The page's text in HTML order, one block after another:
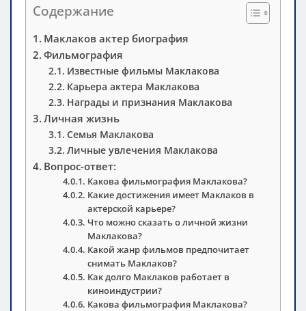
Содержание
Маклаков актер биография
Фильмография
Известные фильмы Маклакова
Карьера актера Маклакова
Награды и признания Маклакова
Личная жизнь
Семья Маклакова
Личные увлечения Маклакова
Вопрос-ответ:
Какова фильмография Маклакова?
Какие достижения имеет Маклаков в
актерской карьере?
Что можно сказать о личной жизни
Маклакова?
Какой жанр фильмов предпочитает
снимать Маклаков?
Как долго Маклаков работает в
киноиндустрии?
Какова фильмография Маклакова?